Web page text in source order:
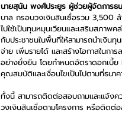
นายสุนัน พงศ์ประยูร ผู้ช่วยผู้จัดการธ
บาล กรอบวงเงินสินเชื่อรวม 3,500
ไปใช้เป็นทุนหมุนเวียนและเสริมสภาพ
กับประชาชนในพื้นที่ให้สามารถนำเงินทุ
จ่าย เพิ่มรายได้ และสร้างโอกาสในก
อย่างยั่งยืน โดยกำหนดอัตราดอกเบี้
คุณสมบัติและเงื่อนไขเป็นไปตามที่ธนา
ทั้งนี้ สามารถติดต่อสอบถามและแจ้ง
วงเงินสินเชื่อตามโครงการ หรือติด